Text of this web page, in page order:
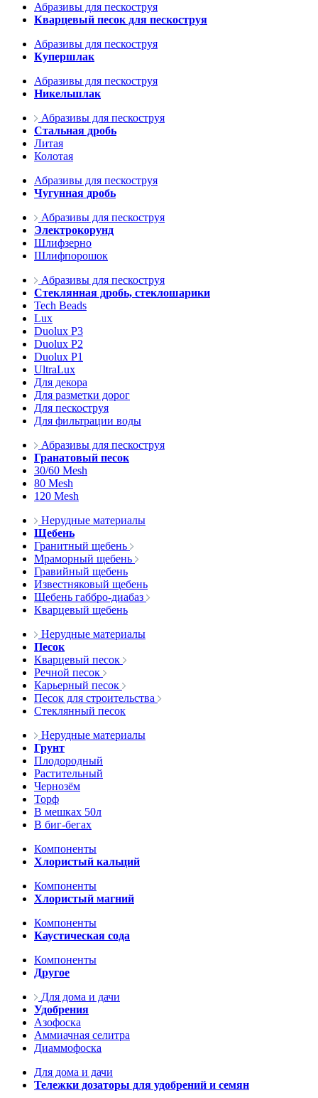
Абразивы для пескоструя
Кварцевый песок для пескоструя
Абразивы для пескоструя
Купершлак
Абразивы для пескоструя
Никельшлак
Абразивы для пескоструя
Стальная дробь
Литая
Колотая
Абразивы для пескоструя
Чугунная дробь
Абразивы для пескоструя
Электрокорунд
Шлифзерно
Шлифпорошок
Абразивы для пескоструя
Стеклянная дробь, стеклошарики
Tech Beads
Lux
Duolux P3
Duolux P2
Duolux P1
UltraLux
Для декора
Для разметки дорог
Для пескоструя
Для фильтрации воды
Абразивы для пескоструя
Гранатовый песок
30/60 Mesh
80 Mesh
120 Mesh
Нерудные материалы
Щебень
Гранитный щебень
Мраморный щебень
Гравийный щебень
Известняковый щебень
Щебень габбро-диабаз
Кварцевый щебень
Нерудные материалы
Песок
Кварцевый песок
Речной песок
Карьерный песок
Песок для строительства
Стеклянный песок
Нерудные материалы
Грунт
Плодородный
Растительный
Чернозём
Торф
В мешках 50л
В биг-бегах
Компоненты
Хлористый кальций
Компоненты
Хлористый магний
Компоненты
Каустическая сода
Компоненты
Другое
Для дома и дачи
Удобрения
Азофоска
Аммиачная селитра
Диаммофоска
Для дома и дачи
Тележки дозаторы для удобрений и семян